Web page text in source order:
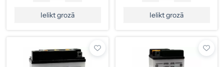
Ielikt grozā Ielikt grozā